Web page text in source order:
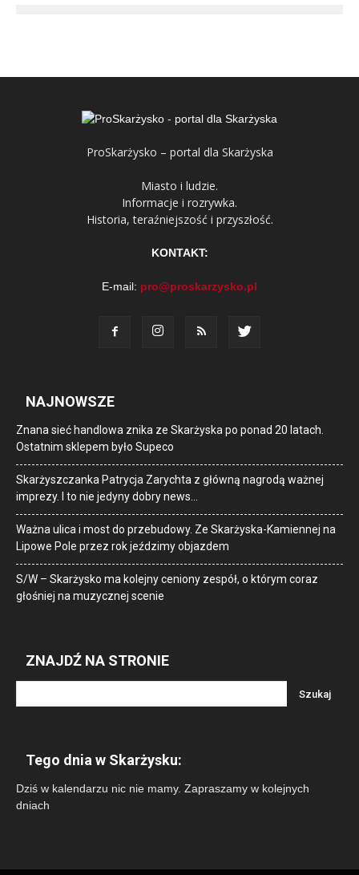
ProSkarżysko – portal dla Skarżyska
Miasto i ludzie.
Informacje i rozrywka.
Historia, teraźniejszość i przyszłość.
KONTAKT:
E-mail: pro@proskarzysko.pl
NAJNOWSZE
Znana sieć handlowa znika ze Skarżyska po ponad 20 latach.
Ostatnim sklepem było Supeco
Skarżyszczanka Patrycja Zarychta z główną nagrodą ważnej
imprezy. I to nie jedyny dobry news…
Ważna ulica i most do przebudowy. Ze Skarżyska-Kamiennej na
Lipowe Pole przez rok jeździmy objazdem
S/W – Skarżysko ma kolejny ceniony zespół, o którym coraz
głośniej na muzycznej scenie
ZNAJDŹ NA STRONIE
Tego dnia w Skarżysku:
Dziś w kalendarzu nic nie mamy. Zapraszamy w kolejnych
dniach